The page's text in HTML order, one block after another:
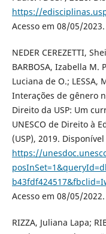
https://
Acesso em 08/05/2023.
NEDER CEREZETTI,
BARBOSA, Izabella M.
Luciana de O.; LESSA,
Interações de gênero
Direito da USP: Um
UNESCO de Direito à
(USP), 2019.
https://
Acesso em 08/05/2022.
RIZZA, Juliana Lapa;